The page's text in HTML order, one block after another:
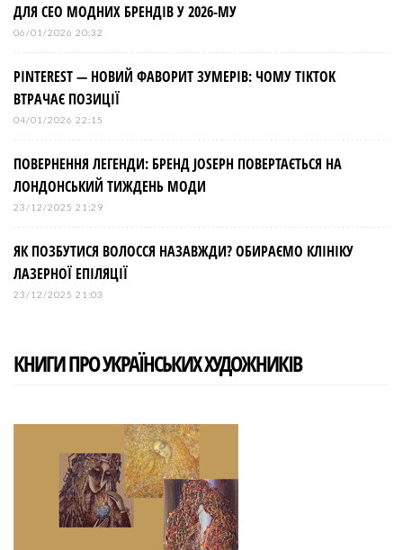
ДЛЯ СЕО МОДНИХ БРЕНДІВ У 2026-МУ
06/01/2026 20:32
PINTEREST — НОВИЙ ФАВОРИТ ЗУМЕРІВ: ЧОМУ TIKTOK
ВТРАЧАЄ ПОЗИЦІЇ
04/01/2026 22:15
ПОВЕРНЕННЯ ЛЕГЕНДИ: БРЕНД JOSEPH ПОВЕРТАЄТЬСЯ НА
ЛОНДОНСЬКИЙ ТИЖДЕНЬ МОДИ
23/12/2025 21:29
ЯК ПОЗБУТИСЯ ВОЛОССЯ НАЗАВЖДИ? ОБИРАЄМО КЛІНІКУ
ЛАЗЕРНОЇ ЕПІЛЯЦІЇ
23/12/2025 21:03
КНИГИ ПРО УКРАЇНСЬКИХ ХУДОЖНИКІВ